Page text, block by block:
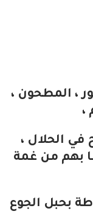
، المطحون ،
،
في الحلال ،
بهم من غمة
بحبل الجوع